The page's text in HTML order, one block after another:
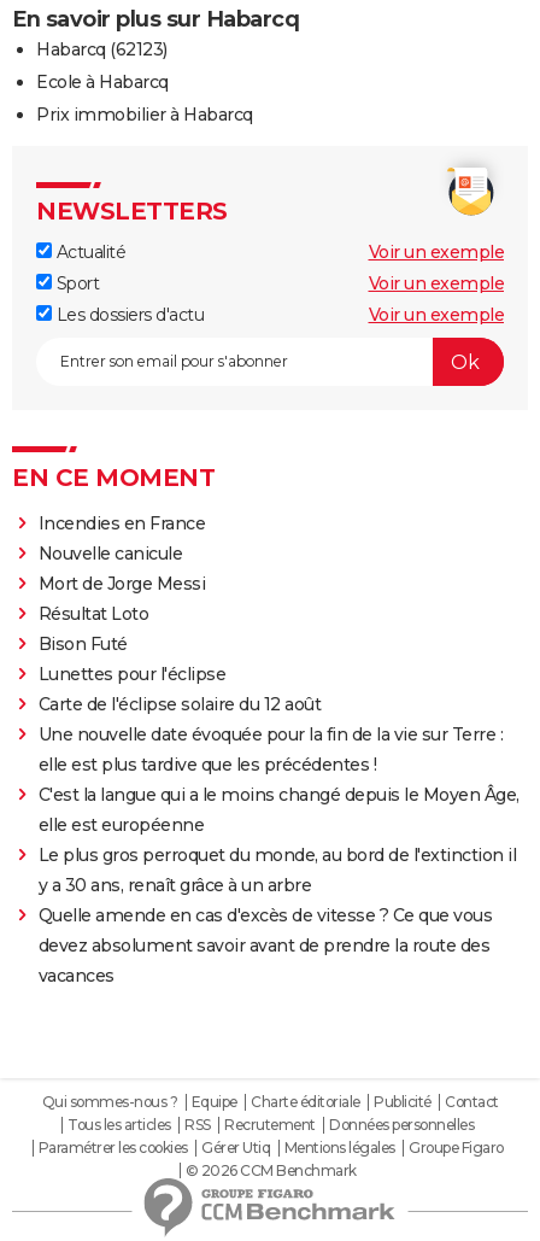
En savoir plus sur Habarcq
Habarcq (62123)
Ecole à Habarcq
Prix immobilier à Habarcq
NEWSLETTERS
Actualité
Voir un exemple
Sport
Voir un exemple
Les dossiers d'actu
Voir un exemple
EN CE MOMENT
Incendies en France
Nouvelle canicule
Mort de Jorge Messi
Résultat Loto
Bison Futé
Lunettes pour l'éclipse
Carte de l'éclipse solaire du 12 août
Une nouvelle date évoquée pour la fin de la vie sur Terre :
elle est plus tardive que les précédentes !
C'est la langue qui a le moins changé depuis le Moyen Âge,
elle est européenne
Le plus gros perroquet du monde, au bord de l'extinction il
y a 30 ans, renaît grâce à un arbre
Quelle amende en cas d'excès de vitesse ? Ce que vous
devez absolument savoir avant de prendre la route des
vacances
Qui sommes-nous ? Equipe Charte éditoriale Publicité
Contact
Tous les articles
RSS Recrutement
Données personnelles
Paramétrer les cookies
Gérer Utiq Mentions légales
Groupe Figaro
© 2026 CCM Benchmark